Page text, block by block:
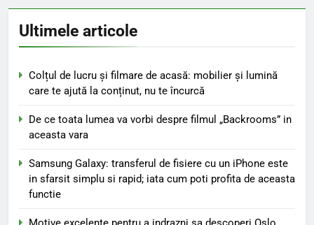
Ultimele articole
Colțul de lucru și filmare de acasă: mobilier și lumină
care te ajută la conținut, nu te încurcă
De ce toata lumea va vorbi despre filmul „Backrooms” in
aceasta vara
Samsung Galaxy: transferul de fisiere cu un iPhone este
in sfarsit simplu si rapid; iata cum poti profita de aceasta
functie